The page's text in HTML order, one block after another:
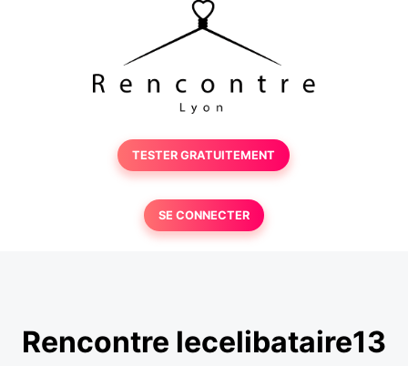
TESTER GRATUITEMENT
SE CONNECTER
Rencontre lecelibataire13